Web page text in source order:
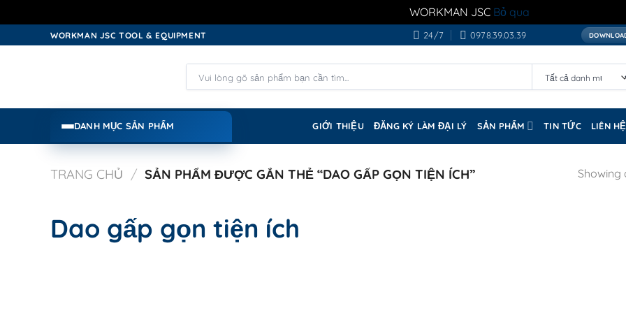
WORKMAN JSC Bỏ qua
to
WORKMAN JSC TOOL & EQUIPMENT 24/7 0978.39.03.39
kiếm:
DANH MỤC SẢN PHẨM GIỚI THIỆU ĐĂNG KÝ LÀM ĐẠI LÝ SẢN PHẨM TIN TỨC LIÊN HỆ
TRANG CHỦ / SẢN PHẨM ĐƯỢC GẮN THẺ “DAO GẤP GỌN TIỆN ÍCH” Showing
Dao gấp gọn tiện ích